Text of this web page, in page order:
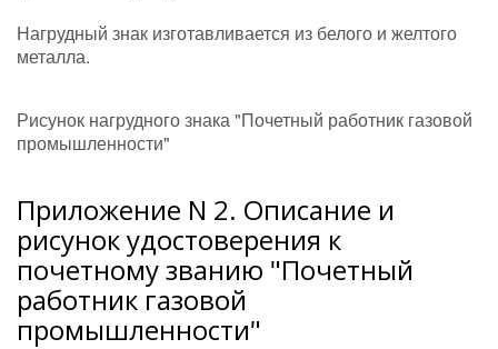
Нагрудный знак изготавливается из белого и желтого
металла.
Рисунок нагрудного знака "Почетный работник газовой
промышленности"
Приложение N 2. Описание и
рисунок удостоверения к
почетному званию "Почетный
работник газовой
промышленности"